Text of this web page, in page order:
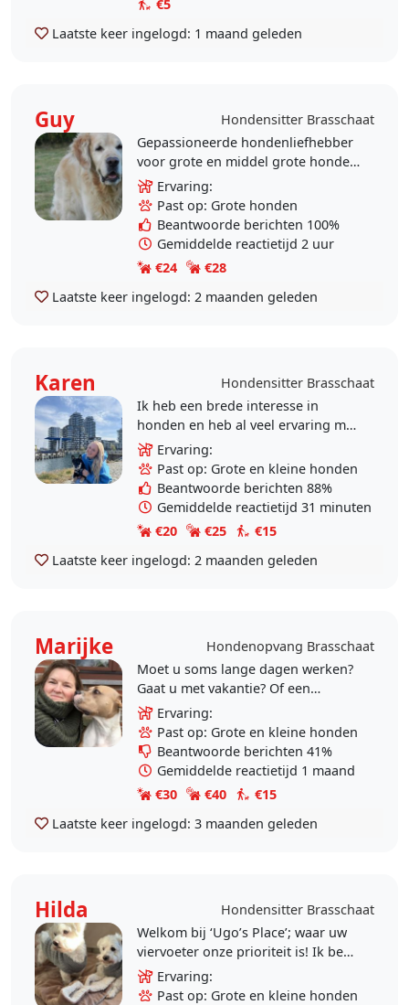
€5
Laatste keer ingelogd: 1 maand geleden
Guy
Hondensitter Brasschaat
Gepassioneerde hondenliefhebber
voor grote en middel grote honden
met grote afgesloten tuin. Altijd
grote honden gehad, berner
sennen, golden..
Ervaring:
Past op: Grote honden
Beantwoorde berichten 100%
Gemiddelde reactietijd 2 uur
€24
€28
Laatste keer ingelogd: 2 maanden geleden
Karen
Hondensitter Brasschaat
Ik heb een brede interesse in
honden en heb al veel ervaring met
verschillende rassen. Ik heb ook
ervaring met honden die
gedragsproblemen..
Ervaring:
Past op: Grote en kleine honden
Beantwoorde berichten 88%
Gemiddelde reactietijd 31 minuten
€20
€25
€15
Laatste keer ingelogd: 2 maanden geleden
Marijke
Hondenopvang Brasschaat
Moet u soms lange dagen werken?
Gaat u met vakantie? Of een
weekendje weg? Bent u (tijdelijk)
ziek of slecht te been? Geen tijd
voor de..
Ervaring:
Past op: Grote en kleine honden
Beantwoorde berichten 41%
Gemiddelde reactietijd 1 maand
€30
€40
€15
Laatste keer ingelogd: 3 maanden geleden
Hilda Hondensitter Brasschaat
Welkom bij ‘Ugo’s Place’; waar uw
viervoeter onze prioriteit is! Ik ben
zelf al sinds 1995 hondenbaasje en
ook in mijn kindertijd ben ik..
Ervaring:
Past op: Grote en kleine honden